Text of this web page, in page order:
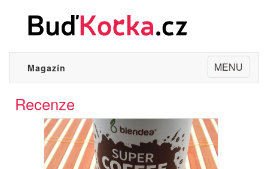
Toggle
navigation
MENU
Magazín
Recenze